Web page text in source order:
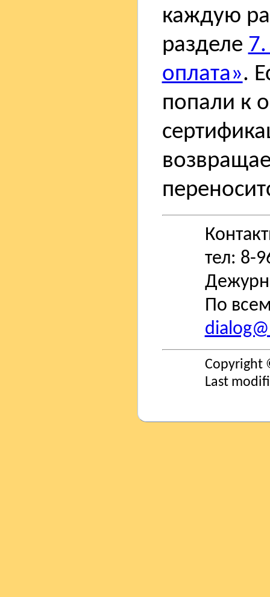
каждую
разделе
оплата».
попали к
тел: 8-
По
Copyright
Last